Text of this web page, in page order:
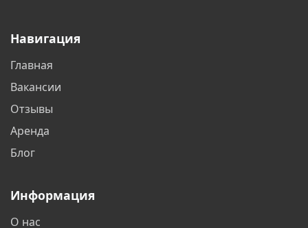
Нижневартовск
Солнечногорск
Навигация
Главная
Вакансии
Отзывы
Аренда
Блог
Информация
О нас